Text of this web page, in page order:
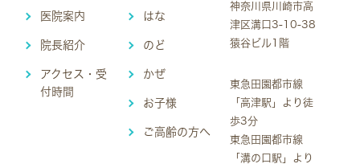
医院案内
院長紹介
アクセス・受
付時間
はな
のど
かぜ
お子様
ご高齢の方へ
神奈川県川崎市高
津区溝口3-10-38
猿谷ビル1階
東急田園都市線
「高津駅」より徒
歩3分
東急田園都市線
「溝の口駅」より